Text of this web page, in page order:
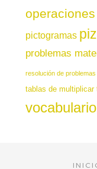
operaciones
pictogramas
problemas
resolución de problemas
tablas de multiplicar
vocabulario